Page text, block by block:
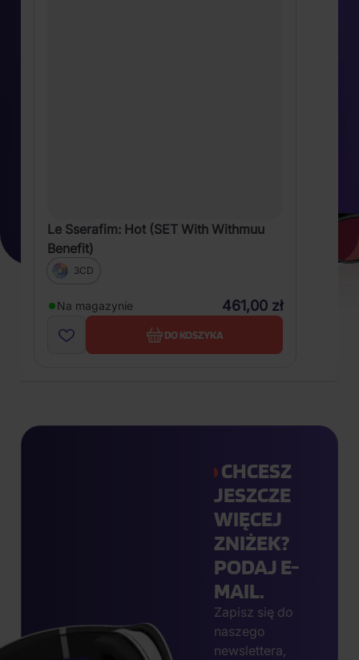
Le Sserafim: Hot (SET With Withmuu
Benefit)
3CD
Na magazynie 461,00 zł
DO KOSZYKA
CHCESZ
JESZCZE
WIĘCEJ
ZNIŻEK?
PODAJ E-
MAIL.
Zapisz się do
naszego
newslettera,